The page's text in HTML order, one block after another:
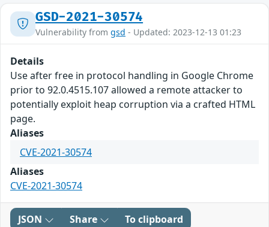
GSD-2021-30574
Vulnerability from gsd - Updated: 2023-12-13 01:23
Details
Use after free in protocol handling in Google Chrome
prior to 92.0.4515.107 allowed a remote attacker to
potentially exploit heap corruption via a crafted HTML
page.
Aliases
CVE-2021-30574
Aliases
CVE-2021-30574
JSON Share To clipboard